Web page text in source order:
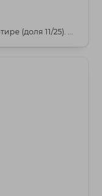
(доля 11/25). ...